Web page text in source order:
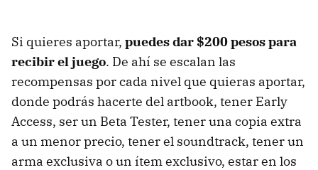
Si quieres aportar, puedes dar $200 pesos para
recibir el juego. De ahí se escalan las
recompensas por cada nivel que quieras aportar,
donde podrás hacerte del artbook, tener Early
Access, ser un Beta Tester, tener una copia extra
a un menor precio, tener el soundtrack, tener un
arma exclusiva o un ítem exclusivo, estar en los